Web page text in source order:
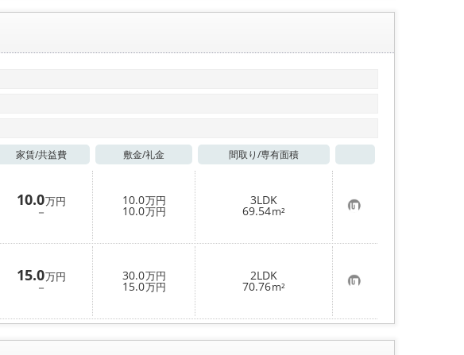
登
家賃/共益費 敷金/礼金 間取り/専有面積
10.0万円
－
10.0万円
10.0万円
3LDK
69.54m² お
気
に
入
り
登
録
15.0万円
－
30.0万円
15.0万円
2LDK
70.76m² お
気
に
入
登